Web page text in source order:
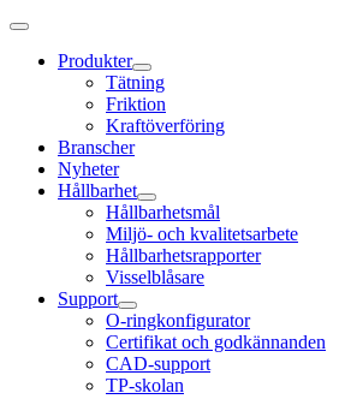
Produkter
Tätning
Friktion
Kraftöverföring
Branscher
Nyheter
Hållbarhet
Hållbarhetsmål
Miljö- och kvalitetsarbete
Hållbarhetsrapporter
Visselblåsare
Support
O-ringkonfigurator
Certifikat och godkännanden
CAD-support
TP-skolan